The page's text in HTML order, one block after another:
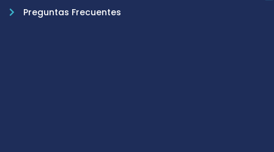
Preguntas Frecuentes